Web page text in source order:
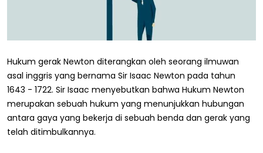
Hukum gerak Newton diterangkan oleh seorang ilmuwan
asal inggris yang bernama Sir Isaac Newton pada tahun
1643 - 1722. Sir Isaac menyebutkan bahwa Hukum Newton
merupakan sebuah hukum yang menunjukkan hubungan
antara gaya yang bekerja di sebuah benda dan gerak yang
telah ditimbulkannya.